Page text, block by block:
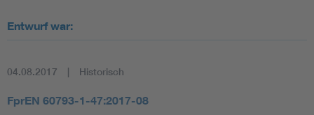
Entwurf war:
04.08.2017 Historisch
FprEN 60793-1-47:2017-08